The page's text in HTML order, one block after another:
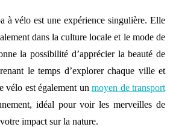
à vélo est une expérience singulière. Elle
dans la culture locale et le mode de
la possibilité d’apprécier la beauté de
le temps d’explorer chaque ville et
vélo est également unmoyen de transport
idéal pour voir les merveilles de
impact sur la nature.